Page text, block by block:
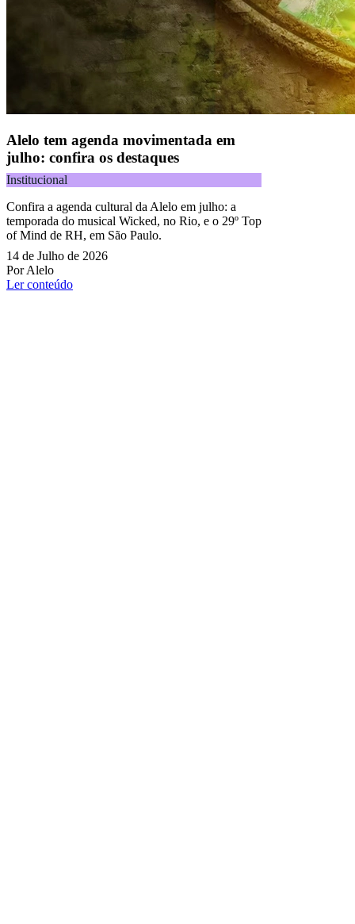
Alelo tem agenda movimentada em
julho: confira os destaques
Institucional
Confira a agenda cultural da Alelo em julho: a
temporada do musical Wicked, no Rio, e o 29º Top
of Mind de RH, em São Paulo.
14 de Julho de 2026
Por Alelo
Ler conteúdo